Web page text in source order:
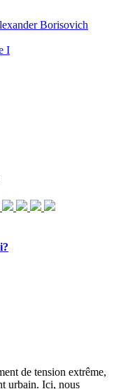
de tension extrême,
urbain. Ici, nous